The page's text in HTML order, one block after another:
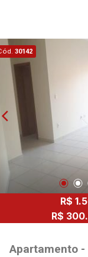
30142
R$
R$
Apartamento -